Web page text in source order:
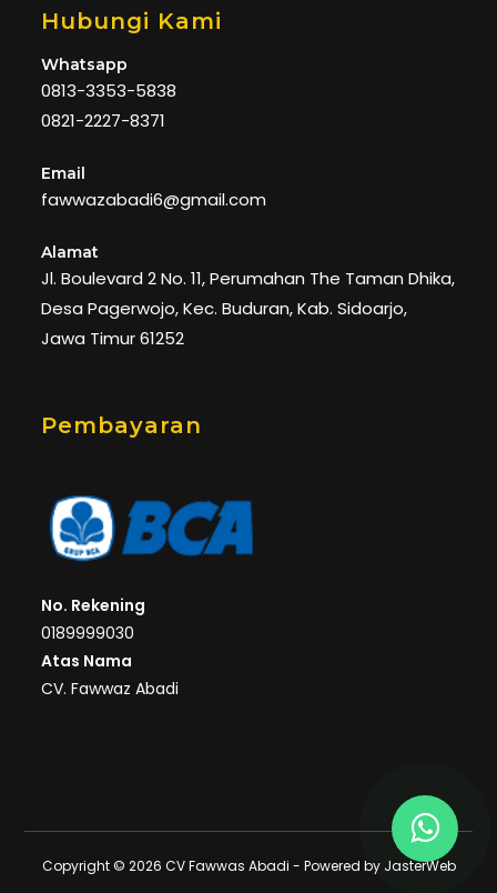
Hubungi Kami
Whatsapp
0813-3353-5838
0821-2227-8371
Email
fawwazabadi6@gmail.com
Alamat
Jl. Boulevard 2 No. 11, Perumahan The Taman Dhika,
Desa Pagerwojo, Kec. Buduran, Kab. Sidoarjo,
Jawa Timur 61252
Pembayaran
No. Rekening
0189999030
Atas Nama
CV. Fawwaz Abadi
Copyright © 2026 CV Fawwas Abadi - Powered by JasterWeb